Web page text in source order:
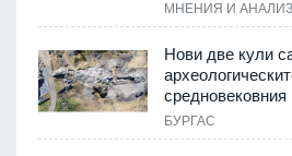
МНЕНИЯ И
Нови две кули
средновековния
БУРГАС